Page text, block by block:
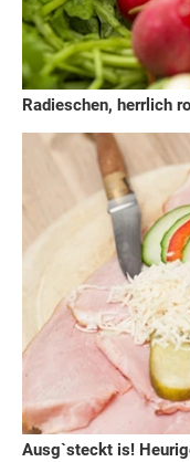
Radieschen, herrlich
Ausg`steckt is!